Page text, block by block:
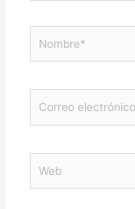
electrónico*